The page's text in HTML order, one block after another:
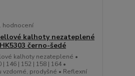
hodnocení
kalhoty nezateplené
černo-šedé
kalhoty nezateplené •
146 | 152 | 158 | 164 •
vzdorné, prodyšné • Reflexní